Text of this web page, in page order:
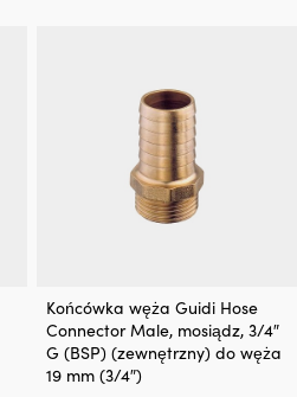
Końcówka węża Guidi Hose
Connector Male, mosiądz, 3/4″
G (BSP) (zewnętrzny) do węża
19 mm (3/4″)